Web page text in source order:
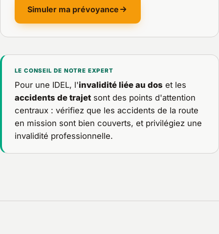
Simuler ma prévoyance
LE CONSEIL DE NOTRE EXPERT
Pour une IDEL, l'invalidité liée au dos et les
accidents de trajetsont des points d'attention
centraux : vérifiez que les accidents de la route
en mission sont bien couverts, et privilégiez une
invalidité professionnelle.